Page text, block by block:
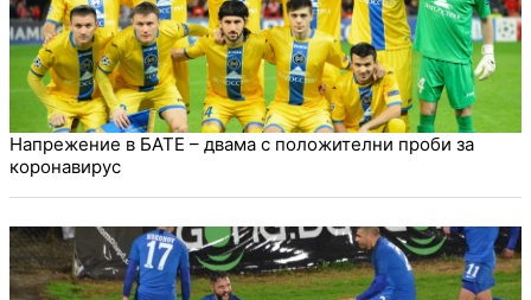
Напрежение в БАТЕ – двама с положителни проби за
коронавирус